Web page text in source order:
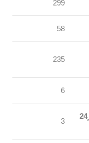
299
58
235
6
ظرفیت انجماد مواد غذایی(کیلوگرم در24
3